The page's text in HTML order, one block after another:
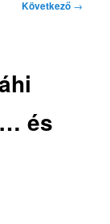
Következő →
és